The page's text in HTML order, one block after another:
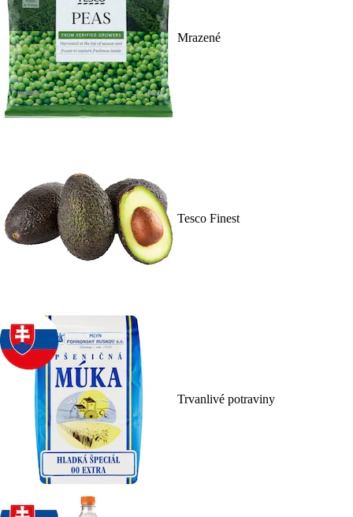
Mrazené
Tesco Finest
Trvanlivé potraviny